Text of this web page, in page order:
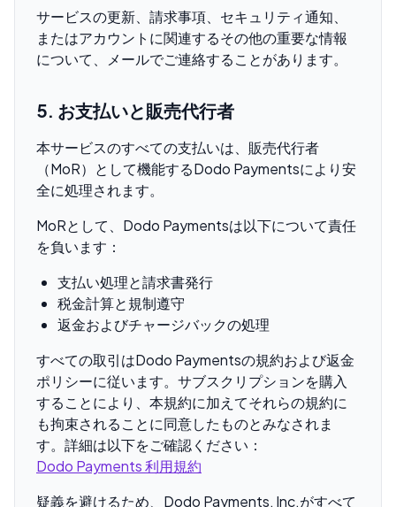
サービスの更新、請求事項、セキュリティ通知、
またはアカウントに関連するその他の重要な情報
について、メールでご連絡することがあります。
5. お支払いと販売代行者
本サービスのすべての支払いは、販売代行者
（MoR）として機能するDodo Paymentsにより安
全に処理されます。
MoRとして、Dodo Paymentsは以下について責任
を負います：
支払い処理と請求書発行
税金計算と規制遵守
返金およびチャージバックの処理
すべての取引はDodo Paymentsの規約および返金
ポリシーに従います。サブスクリプションを購入
することにより、本規約に加えてそれらの規約に
も拘束されることに同意したものとみなされま
す。詳細は以下をご確認ください：
Dodo Payments 利用規約
疑義を避けるため、Dodo Payments, Inc.がすべて